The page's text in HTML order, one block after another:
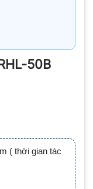
50B
( thời gian tác